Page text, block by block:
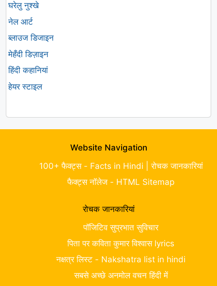
घरेलु नुश्खे
नेल आर्ट
ब्लाउज डिजाइन
मेहँदी डिज़ाइन
हिंदी कहानियां
हेयर स्टाइल
Website Navigation
100+ फैक्ट्स - Facts in Hindi | रोचक जानकारियां
फैक्ट्स नॉलेज - HTML Sitemap
रोचक जानकारियां
पॉजिटिव सुप्रभात सुविचार
पिता पर कविता कुमार विश्वास lyrics
नक्षत्र लिस्ट - Nakshatra list in hindi
सबसे अच्छे अनमोल वचन हिंदी में